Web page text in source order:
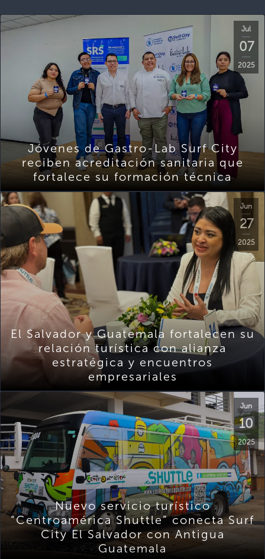
Jul
07
2025
Jóvenes de Gastro-Lab Surf City
reciben acreditación sanitaria que
fortalece su formación técnica
Jun
27
2025
El Salvador y Guatemala fortalecen su
relación turística con alianza
estratégica y encuentros
empresariales
Jun
10
2025
Nuevo servicio turístico
“Centroamérica Shuttle” conecta Surf
City El Salvador con Antigua
Guatemala